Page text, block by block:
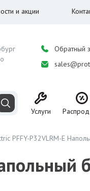
и акции
Обратный
Услуги
PFFY-P32VLRM-E